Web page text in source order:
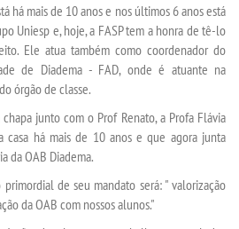
ACADÊMICO
há mais de 10 anos e nos últimos 6 anos está
Uniesp e, hoje, a FASP tem a honra de tê-lo
Ele atua também como coordenador do
de Diadema - FAD, onde é atuante na
órgão de classe.
junto com o Prof Renato, a Profa Flávia
casa há mais de 10 anos e que agora junta
da OAB Diadema.
de seu mandato será: " valorização
da OAB com nossos alunos."